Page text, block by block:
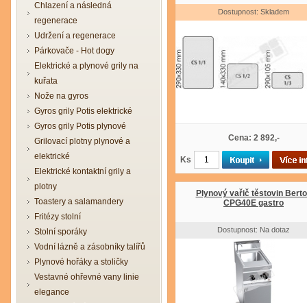
Chlazení a následná
regenerace
Udržení a regenerace
Párkovače - Hot dogy
Elektrické a plynové grily na
kuřata
Nože na gyros
Gyros grily Potis elektrické
Gyros grily Potis plynové
Grilovací plotny plynové a
elektrické
Elektrické kontaktní grily a
plotny
Toastery a salamandery
Fritézy stolní
Stolní sporáky
Vodní lázně a zásobníky talířů
Plynové hořáky a stoličky
Vestavné ohřevné vany linie
elegance
Dostupnost: Skladem
Cena: 2 892,-
Ks
Plynový vařič těstovin
CPG40E gastro
Dostupnost: Na dotaz